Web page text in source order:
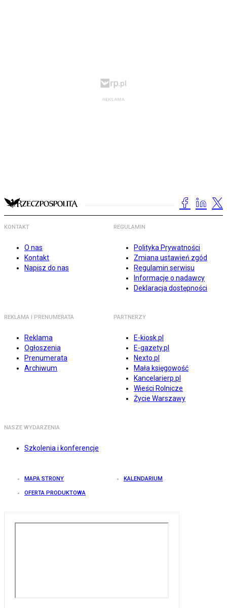
KONTAKT
O nas
Kontakt
Napisz do nas
REGULAMIN
Polityka Prywatności
Zmiana ustawień zgód
Regulamin serwisu
Informacje o nadawcy
Deklaracja dostępności
REKLAMA I PRENUMERATA
Reklama
Ogłoszenia
Prenumerata
Archiwum
PARTNERZY
E-kiosk.pl
E-gazety.pl
Nexto.pl
Mała księgowość
Kancelarierp.pl
Wieści Rolnicze
Życie Warszawy
NASZE WYDARZENIA
Szkolenia i konferencje
MAPA STRONY KALENDARIUM
OFERTA PRODUKTOWA